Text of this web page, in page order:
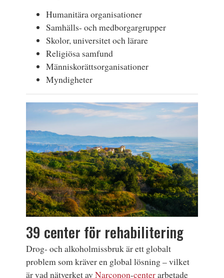
Humanitära organisationer
Samhälls- och medborgargrupper
Skolor, universitet och lärare
Religiösa samfund
Människorättsorganisationer
Myndigheter
39 center för rehabilitering
Drog- och alkoholmissbruk är ett globalt
problem som kräver en global lösning – vilket
är vad nätverket avNarconon-centerarbetade